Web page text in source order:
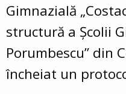
Gimnazială
structură a Școlii
Porumbescu” din
încheiat un